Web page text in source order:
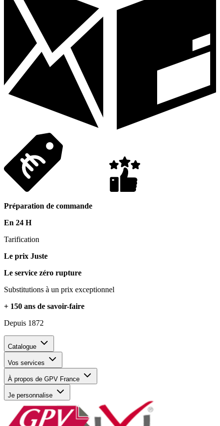
Préparation de commande
En 24 H
Tarification
Le prix Juste
Le service zéro rupture
Substitutions à un prix exceptionnel
+ 150 ans de savoir-faire
Depuis 1872
Catalogue
Vos services
À propos de GPV France
Je personnalise